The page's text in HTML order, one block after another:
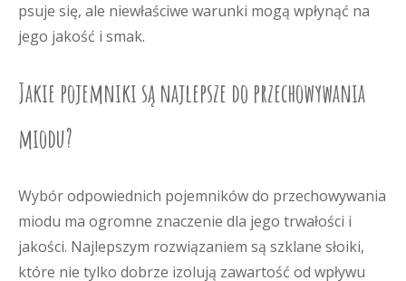
psuje się, ale niewłaściwe warunki mogą wpłynąć na
jego jakość i smak.
Jakie pojemniki są najlepsze do przechowywania
miodu?
Wybór odpowiednich pojemników do przechowywania
miodu ma ogromne znaczenie dla jego trwałości i
jakości. Najlepszym rozwiązaniem są szklane słoiki,
które nie tylko dobrze izolują zawartość od wpływu